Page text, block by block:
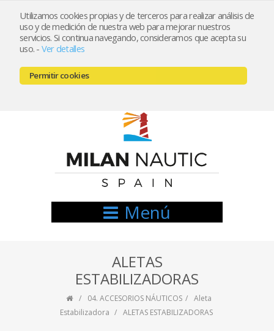
Utilizamos cookies propias y de terceros para realizar análisis de
uso y de medición de nuestra web para mejorar nuestros
servicios. Si continua navegando, consideramos que acepta su
uso. - Ver detalles
Permitir cookies
Registrarse Mi cuenta
666521122 // 654999333
Menú
ALETAS
ESTABILIZADORAS
04. ACCESORIOS NÁUTICOS
Aleta
Estabilizadora
ALETAS ESTABILIZADORAS